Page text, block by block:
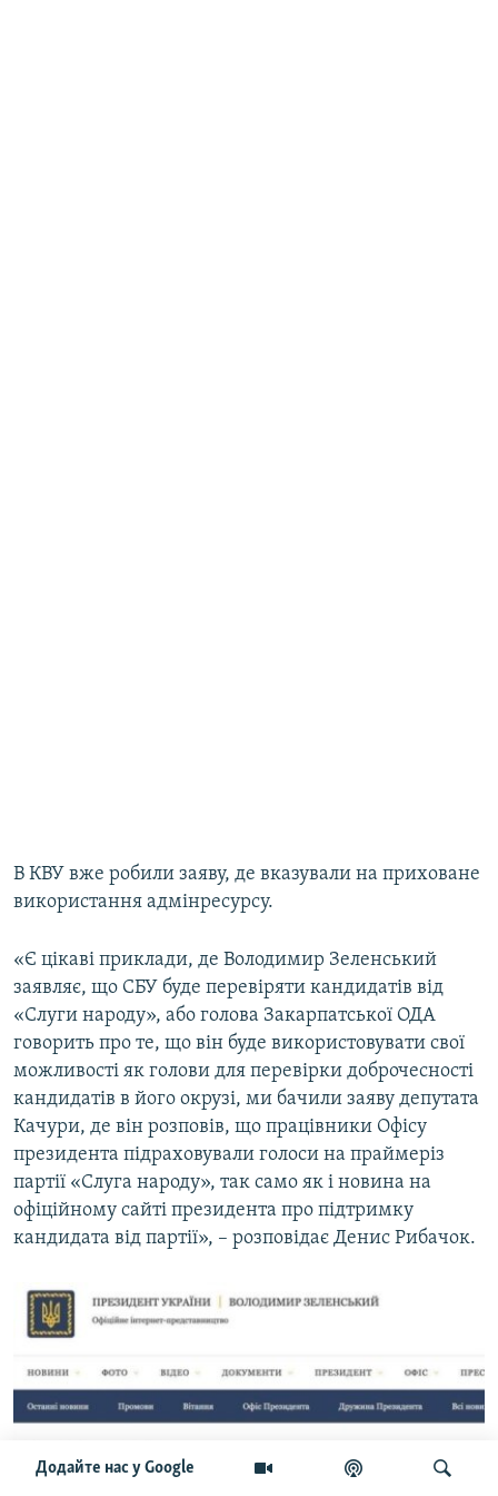
Додайте нас у Google
В КВУ вже робили заяву, де вказували на приховане
використання адмінресурсу.
«Є цікаві приклади, де Володимир Зеленський
заявляє, що СБУ буде перевіряти кандидатів від
«Слуги народу», або голова Закарпатської ОДА
говорить про те, що він буде використовувати свої
можливості як голови для перевірки доброчесності
кандидатів в його окрузі, ми бачили заяву депутата
Качури, де він розповів, що працівники Офісу
президента підраховували голоси на праймеріз
партії «Слуга народу», так само як і новина на
офіційному сайті президента про підтримку
кандидата від партії», – розповідає Денис Рибачок.